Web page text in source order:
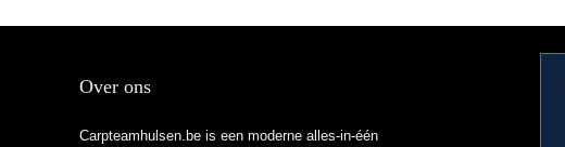
Indicator Alarm
Over ons
Carpteamhulsen.be is een moderne alles-in-één